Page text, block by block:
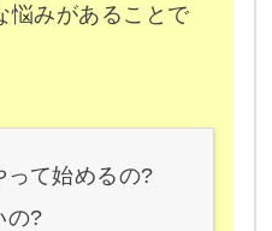
悩みがあることで
って始めるの?
の?